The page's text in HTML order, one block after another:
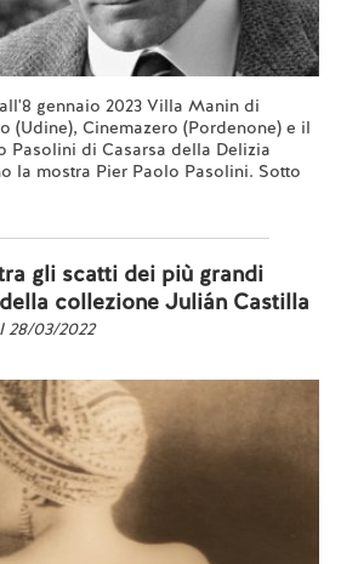
gennaio 2023 Villa Manin di
(Udine), Cinemazero (Pordenone) e il
Pasolini di Casarsa della Delizia
la mostra Pier Paolo Pasolini. Sotto
gli scatti dei più grandi
collezione Julián Castilla
28/03/2022